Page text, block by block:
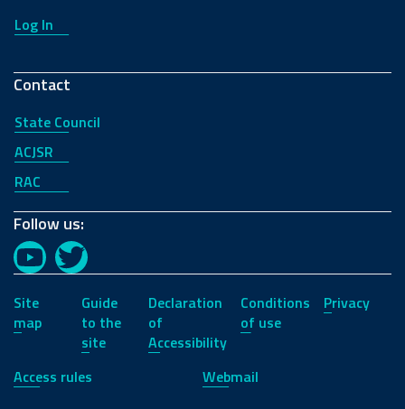
Log In
Contact
State Council
ACJSR
RAC
Follow us:
YouTubeTwitter
Site
map
Guide
to the
site
Declaration
of
Accessibility
Conditions
of use
Privacy
Access rules Webmail